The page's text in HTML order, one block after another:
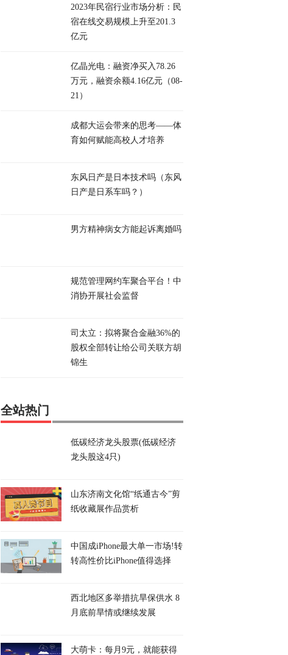
2023年民宿行业市场分析：民
宿在线交易规模上升至201.3
亿元
亿晶光电：融资净买入78.26
万元，融资余额4.16亿元（08-
21）
成都大运会带来的思考——体
育如何赋能高校人才培养
东风日产是日本技术吗（东风
日产是日系车吗？）
男方精神病女方能起诉离婚吗
规范管理网约车聚合平台！中
消协开展社会监督
司太立：拟将聚合金融36%的
股权全部转让给公司关联方胡
锦生
全站热门
低碳经济龙头股票(低碳经济
龙头股这4只)
山东济南文化馆“纸通古今”剪
纸收藏展作品赏析
中国成iPhone最大单一市场!转
转高性价比iPhone值得选择
西北地区多举措抗旱保供水 8
月底前旱情或继续发展
大萌卡：每月9元，就能获得